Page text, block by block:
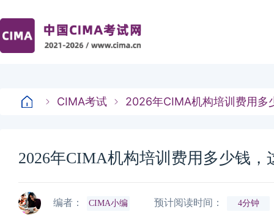
CIMA考试 2026年CIMA机构培训费用多
2026年CIMA机构培训费用多少钱，
编者： CIMA小编 预计阅读时间： 4分钟